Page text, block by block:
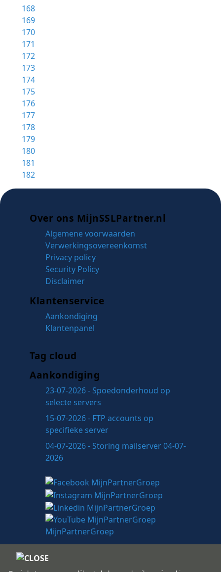
168
169
170
171
172
173
174
175
176
177
178
179
180
181
182
Over ons MijnSSLPartner.nl
Algemene voorwaarden
Verwerkingsovereenkomst
Privacy policy
Security Policy
Disclaimer
Klantenservice
Aankondiging
Klantenpanel
Tag cloud
Aankondiging
23-07-2026 - Spoedonderhoud op
selecte servers
15-07-2026 - FTP accounts op
specifieke server
04-07-2026 - Storing mailserver 04-07-
2026